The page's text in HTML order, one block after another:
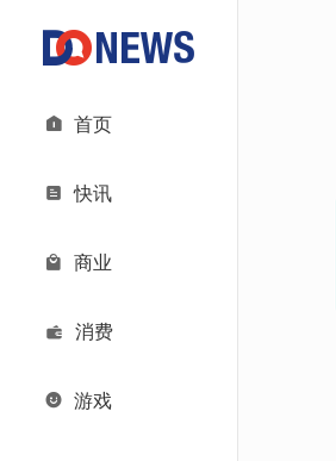
首页
快讯
商业
消费
游戏